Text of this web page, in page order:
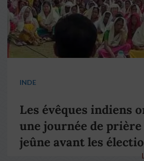
INDE
Les évêques indiens
une journée de prière
jeûne avant les